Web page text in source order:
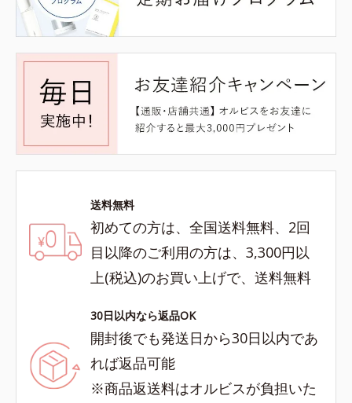
送料無料
初めての方は、全国送料無料、2回
目以降のご利用の方は、3,300円以
上(税込)のお買い上げで、送料無料
30日以内なら返品OK
開封後でも発送日から30日以内であ
れば返品可能
※商品返送料はオルビスが負担いた